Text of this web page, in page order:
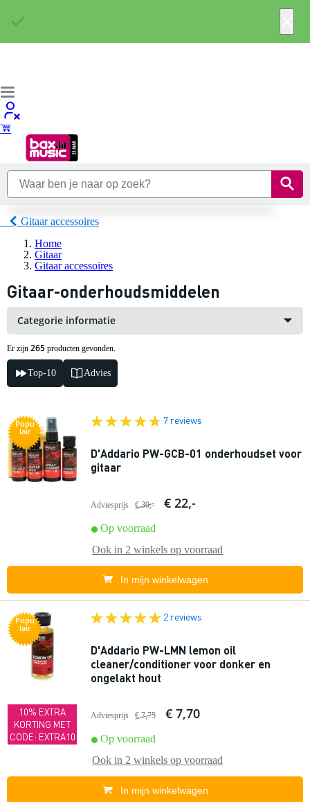
Gitaar accessoires
Home
Gitaar
Gitaar accessoires
Gitaar-onderhoudsmiddelen
Categorie informatie
Er zijn 265 producten gevonden.
Top-10 Advies
Popu
lair
7 reviews
D'Addario PW-GCB-01 onderhoudset voor
gitaar
Adviesprijs € 30,- € 22,-
Op voorraad
Ook in 2 winkels op voorraad
In mijn winkelwagen
Popu
lair
10% EXTRA
KORTING MET
CODE: EXTRA10
2 reviews
D'Addario PW-LMN lemon oil
cleaner/conditioner voor donker en
ongelakt hout
Adviesprijs € 7,75 € 7,70
Op voorraad
Ook in 2 winkels op voorraad
In mijn winkelwagen